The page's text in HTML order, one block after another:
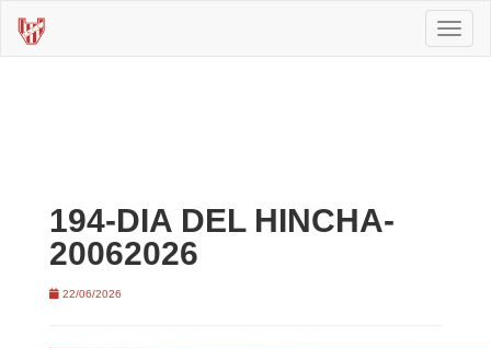
194-DIA DEL HINCHA-
20062026
22/06/2026